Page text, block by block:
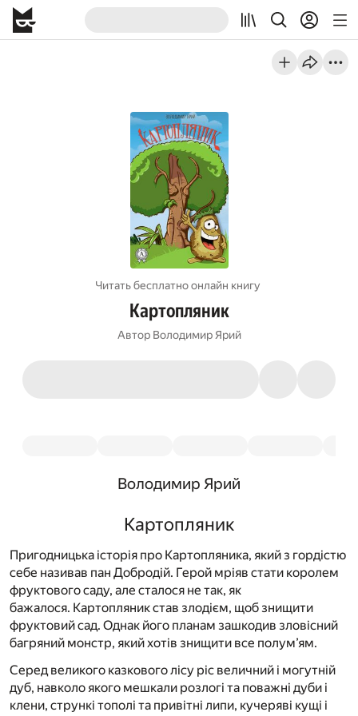
Читать бесплатно онлайн книгу
Картопляник
Автор Володимир Ярий
Володимир Ярий
Картопляник
Пригодницька історія про Картопляника, який з гордістю
себе називав пан Добродій. Герой мріяв стати королем
фруктового саду, але сталося не так, як
бажалося. Картопляник став злодієм, щоб знищити
фруктовий сад. Однак його планам зашкодив зловісний
багряний монстр, який хотів знищити все полум’ям.
Серед великого казкового лісу ріс величний і могутній
дуб, навколо якого мешкали розлогі та поважні дуби і
клени, стрункі тополі та привітні липи, кучеряві кущі і